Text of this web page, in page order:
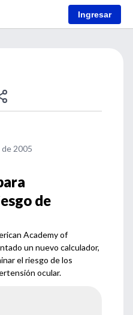
Ingresar
2005
de
Academy of
un nuevo calculador,
el riesgo de los
ocular.